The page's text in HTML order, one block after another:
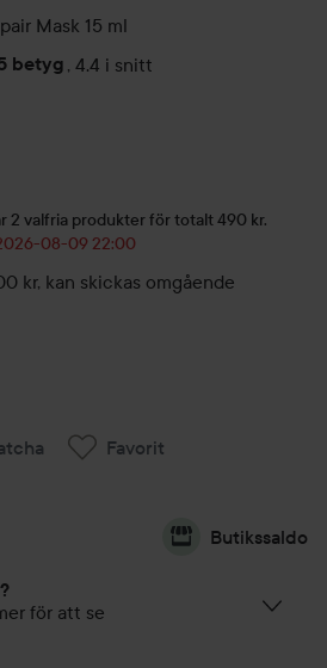
Mask 15 ml
betyg , 4.4 i snitt
2 valfria produkter för totalt 490 kr.
08-09 22:00
kr, kan skickas omgående
Favorit
Butikssaldo
för att se